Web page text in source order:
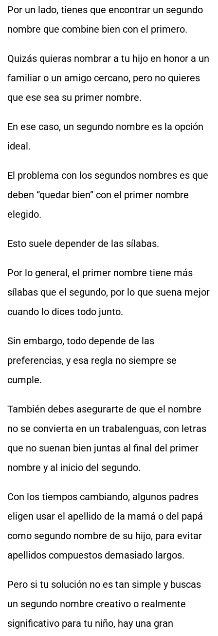
Por un lado, tienes que encontrar un segundo
nombre que combine bien con el primero.
Quizás quieras nombrar a tu hijo en honor a un
familiar o un amigo cercano, pero no quieres
que ese sea su primer nombre.
En ese caso, un segundo nombre es la opción
ideal.
El problema con los segundos nombres es que
deben “quedar bien” con el primer nombre
elegido.
Esto suele depender de las sílabas.
Por lo general, el primer nombre tiene más
sílabas que el segundo, por lo que suena mejor
cuando lo dices todo junto.
Sin embargo, todo depende de las
preferencias, y esa regla no siempre se
cumple.
También debes asegurarte de que el nombre
no se convierta en un trabalenguas, con letras
que no suenan bien juntas al final del primer
nombre y al inicio del segundo.
Con los tiempos cambiando, algunos padres
eligen usar el apellido de la mamá o del papá
como segundo nombre de su hijo, para evitar
apellidos compuestos demasiado largos.
Pero si tu solución no es tan simple y buscas
un segundo nombre creativo o realmente
significativo para tu niño, hay una gran